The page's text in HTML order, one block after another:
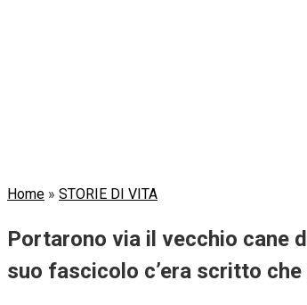
Home » STORIE DI VITA
Portarono via il vecchio cane
suo fascicolo c’era scritto